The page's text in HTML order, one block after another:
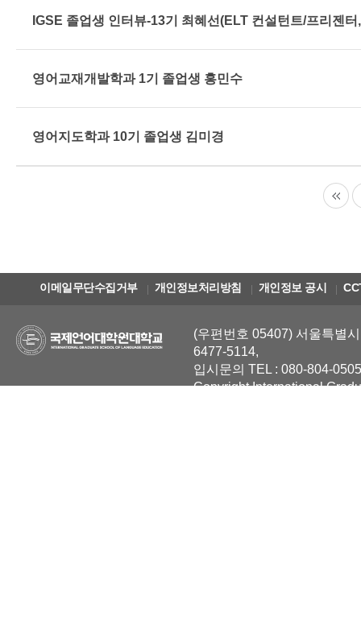
IGSE 졸업생 인터뷰-13기 최혜선(ELT 컨설턴트/프리젠
영어교재개발학과 1기 졸업생 홍민수
영어지도학과 10기 졸업생 김미경
이메일무단수집거부 개인정보처리방침 개인정보 공시
(우편번호 05407) 서울특별
6477-5114,
입시문의 TEL : 080-804-
Copyright International